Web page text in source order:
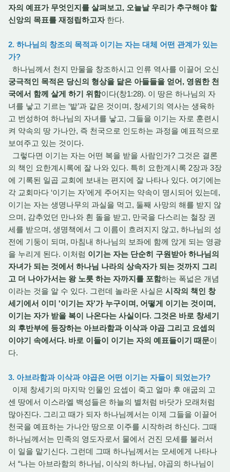
자의 예표가 무엇인지를 살펴보고, 오늘날 우리가 추구해야 할
신앙의 목표를 재정립하고자한다.
2. 하나님의 창조의 목적과 이기는 자는 대체 어떤 관계가 있는
가?
하나님께서 천지 만물을 창조하시고 인류 역사를 이끌어 오신
궁극적인 목적은 당신의 형상을 닮은 아들들을 얻어, 영원한 천
국에서 함께 살게 하기 위함이다(창1:28). 이 땅은 하나님의 자
녀를 낳고 기르는 ‘밭’과 같은 것이며, 창세기의 역사는 생육하
고 번성하여 하나님의 자녀를 낳고, 그들을 이기는 자로 훈련시
켜 약속의 땅 가나안, 즉 천국으로 인도하는 과정을 예표적으로
보여주고 있는 것이다.
그렇다면 이기는 자는 어떤 복을 받을 사람인가? 그것은 결론
의 책인 요한계시록에 잘 나와 있다. 특히 요한계시록 2장과 3장
에 기록된 일곱 교회에 보내는 편지에 잘 나타나 있다. 여기에는
각 교회마다 ‘이기는 자’에게 주어지는 약속이 명시되어 있는데,
이기는 자는 생명나무의 과실을 먹고, 둘째 사망의 해를 받지 않
으며, 감추었던 만나와 흰 돌을 받고, 만국을 다스리는 철장 권
세를 받으며, 생명책에서 그 이름이 흐려지지 않고, 하나님의 성
전에 기둥이 되며, 마침내 하나님의 보좌에 함께 앉게 되는 영광
을 누리게 된다. 이처럼 이기는 자는 단순히 구원받아 하나님의
자녀가 되는 것에서 하나님 나라의 상속자가 되는 것까지 그리
고 더 나아가서는 왕 노릇 하는 자까지를 포함하는 폭넓은 개념
이라는 것을 알 수 있다. 그런데 놀라운 사실은 시작의 책인 창
세기에서 이미 '이기는 자'가 누구이며, 어떻게 이기는 것이며,
이기는 자가 받을 복이 나온다는 사실이다. 그것은 바로 창세기
의 후반부에 등장하는 아브라함과 이삭과 야곱 그리고 요셉의
이야기 속에서다. 바로 이들이 이기는 자의 예표들이기 때문이
다.
3. 아브라함과 이삭과 야곱은 어떤 이기는 자들이 되었는가?
이제 창세기의 마지막 인물인 요셉이 죽고 얼마 후 애굽의 고
센 땅에서 이스라엘 백성들은 하늘의 별처럼 바닷가 모래처럼
많아진다. 그리고 때가 되자 하나님께서는 이제 그들을 이끌어
천국을 예표하는 가나안 땅으로 이주를 시작하려 하신다. 그때
하나님께서는 민족의 영도자로서 물에서 건진 모세를 불러서
이 일을 맡기신다. 그런데 그때 하나님께서는 모세에게 나타나
서 “나는 아브라함의 하나님, 이삭의 하나님, 야곱의 하나님이